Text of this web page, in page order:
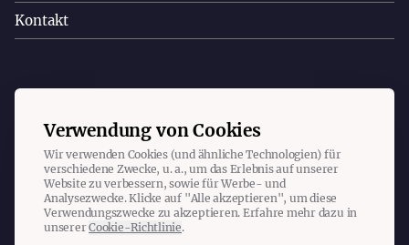
Kontakt
Copyright © 2023 Christa Appelt. Alle Rechte vorbehalten.
Impressum Datenschutz Cookies
Verwendung von Cookies
Wir verwenden Cookies (und ähnliche Technologien) für
verschiedene Zwecke, u. a., um das Erlebnis auf unserer
Website zu verbessern, sowie für Werbe- und
Analysezwecke. Klicke auf "Alle akzeptieren", um diese
Verwendungszwecke zu akzeptieren. Erfahre mehr dazu in
unsererCookie-Richtlinie.